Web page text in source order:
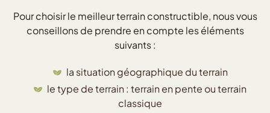
Pour choisir le meilleur terrain constructible, nous vous
conseillons de prendre en compte les éléments
suivants :
la situation géographique du terrain
le type de terrain : terrain en pente ou terrain
classique